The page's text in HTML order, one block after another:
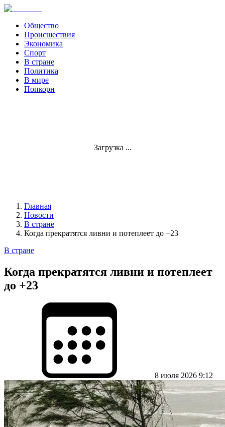
Общество
Происшествия
Экономика
Спорт
В стране
Политика
В мире
Попкорн
Загрузка ...
Главная
Новости
В стране
Когда прекратятся ливни и потеплеет до +23
В стране
Когда прекратятся ливни и потеплеет
до +23
8 июля 2026 9:12